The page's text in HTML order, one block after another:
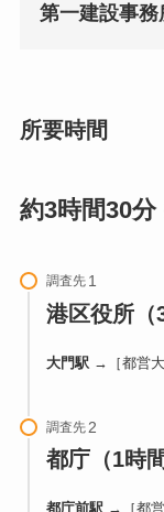
第一建設事務
所要時間
約3時間30分
調査先
港区役所（
大門駅→［都営
調査先
都庁（1時間
都庁前駅→［都営